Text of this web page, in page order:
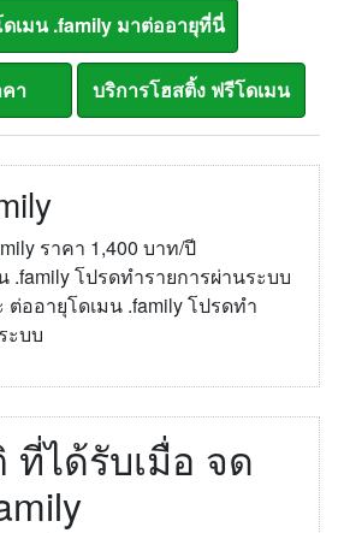
ราคา 1,400 บาท/ปี
.family โปรดทำรายการผ่านระบบ
ต่ออายุโดเมน .family โปรดทำ
ะบบ
ได้รับเมื่อ จด